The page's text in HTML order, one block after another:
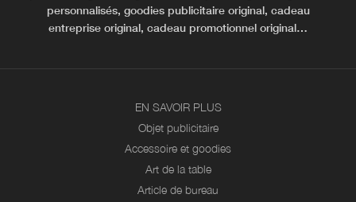
personnalisés, goodies publicitaire original, cadeau
entreprise original, cadeau promotionnel original…
EN SAVOIR PLUS
Objet publicitaire
Accessoire et goodies
Art de la table
Article de bureau